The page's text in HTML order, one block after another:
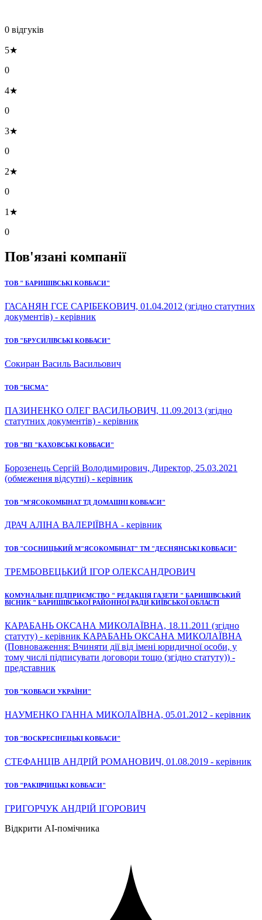
0 відгуків
5★
0
4★
0
3★
0
2★
0
1★
0
Пов'язані компанії
ТОВ " БАРИШІВСЬКІ КОВБАСИ"
ГАСАНЯН ГСЕ САРІБЕКОВИЧ, 01.04.2012 (згідно статутних
документів) - керівник
ТОВ "БРУСИЛІВСЬКІ КОВБАСИ"
Сокиран Василь Васильович
ТОВ "БІСМА"
ПАЗИНЕНКО ОЛЕГ ВАСИЛЬОВИЧ, 11.09.2013 (згідно
статутних документів) - керівник
ТОВ "ВП "КАХОВСЬКІ КОВБАСИ"
Борозенець Сергій Володимирович, Директор, 25.03.2021
(обмеження відсутні) - керівник
ТОВ "М'ЯСОКОМБІНАТ ТД ДОМАШНІ КОВБАСИ"
ДРАЧ АЛІНА ВАЛЕРІЇВНА - керівник
ТОВ "СОСНИЦЬКИЙ М"ЯСОКОМБІНАТ" ТМ "ДЕСНЯНСЬКІ КОВБАСИ"
ТРЕМБОВЕЦЬКИЙ ІГОР ОЛЕКСАНДРОВИЧ
КОМУНАЛЬНЕ ПІДПРИЄМСТВО " РЕДАКЦІЯ ГАЗЕТИ " БАРИШІВСЬКИЙ
ВІСНИК " БАРИШІВСЬКОЇ РАЙОННОЇ РАДИ КИЇВСЬКОЇ ОБЛАСТІ
КАРАБАНЬ ОКСАНА МИКОЛАЇВНА, 18.11.2011 (згідно
статуту) - керівник КАРАБАНЬ ОКСАНА МИКОЛАЇВНА
(Повноваження: Вчиняти дії від імені юридичної особи, у
тому числі підписувати договори тощо (згідно статуту)) -
представник
ТОВ "КОВБАСИ УКРАЇНИ"
НАУМЕНКО ГАННА МИКОЛАЇВНА, 05.01.2012 - керівник
ТОВ "ВОСКРЕСІНЕЦЬКІ КОВБАСИ"
СТЕФАНЦІВ АНДРІЙ РОМАНОВИЧ, 01.08.2019 - керівник
ТОВ "РАКІВЧИЦЬКІ КОВБАСИ"
ГРИГОРЧУК АНДРІЙ ІГОРОВИЧ
Відкрити AI-помічника